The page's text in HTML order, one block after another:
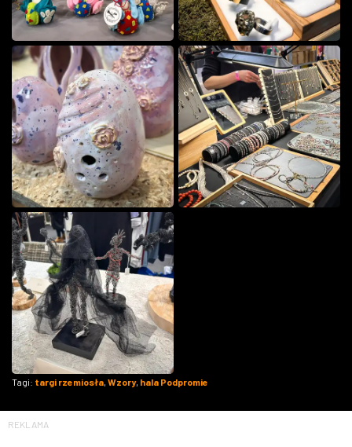
Tagi: targi rzemiosła Wzory, hala Podpromie
REKLAMA